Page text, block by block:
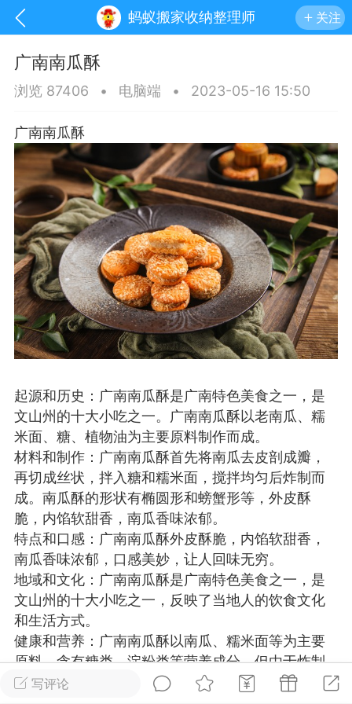
蚂蚁搬家收纳整理师 关注
印象文山 商务服务 家政服务
网络
Lv 6
28 17:58
电脑端 公开内容
，我来了
锡
0 2.36w
生活在线
VIP 7
28 12:59
电脑端
：街巷间的爽滑滋味
山街巷，米线摊前已排起长队。老板娘
有的米线放进沸水，“米线要选白亮柔韧
写评论
广南南瓜酥
浏览 87406 • 电脑端 • 2023-05-16 15:50
广南南瓜酥
起源和历史：广南南瓜酥是广南特色美食之一，是
文山州的十大小吃之一。广南南瓜酥以老南瓜、糯
米面、糖、植物油为主要原料制作而成。
材料和制作：广南南瓜酥首先将南瓜去皮剖成瓣，
再切成丝状，拌入糖和糯米面，搅拌均匀后炸制而
成。南瓜酥的形状有椭圆形和螃蟹形等，外皮酥
脆，内馅软甜香，南瓜香味浓郁。
特点和口感：广南南瓜酥外皮酥脆，内馅软甜香，
南瓜香味浓郁，口感美妙，让人回味无穷。
地域和文化：广南南瓜酥是广南特色美食之一，是
文山州的十大小吃之一，反映了当地人的饮食文化
和生活方式。
健康和营养：广南南瓜酥以南瓜、糯米面等为主要
原料，含有糖类、淀粉类等营养成分，但由于炸制
而成，油脂含量较高，应适量食用。